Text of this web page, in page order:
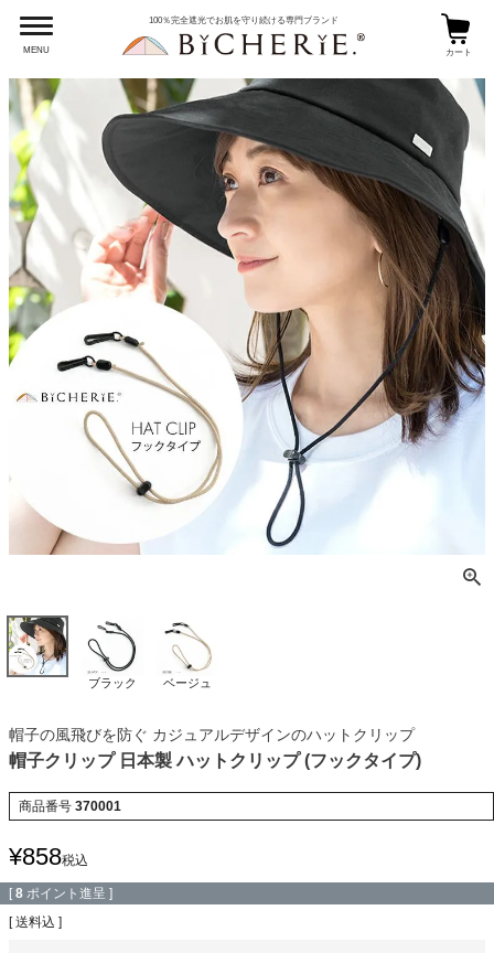
MENU
100％完全遮光でお肌を守り続ける専門ブランド
カート
ブラック ベージュ
帽子の風飛びを防ぐ カジュアルデザインのハットクリップ
帽子クリップ 日本製 ハットクリップ (フックタイプ)
商品番号 370001
¥858税込
[ 8 ポイント進呈 ]
送料込